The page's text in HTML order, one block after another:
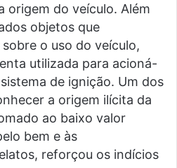
origem do veículo. Além
objetos que
o uso do veículo,
utilizada para acioná-
de ignição. Um dos
a origem ilícita da
ao baixo valor
bem e às
reforçou os indícios